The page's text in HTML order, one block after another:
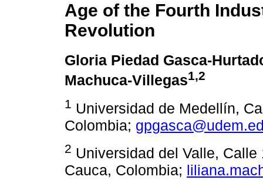
Age of the Fourth
Revolution
Gloria Piedad Gasca-
Machuca-Villegas1,2
1 Universidad de Medellín,
Colombia;
2 Universidad del Valle,
Cauca, Colombia;